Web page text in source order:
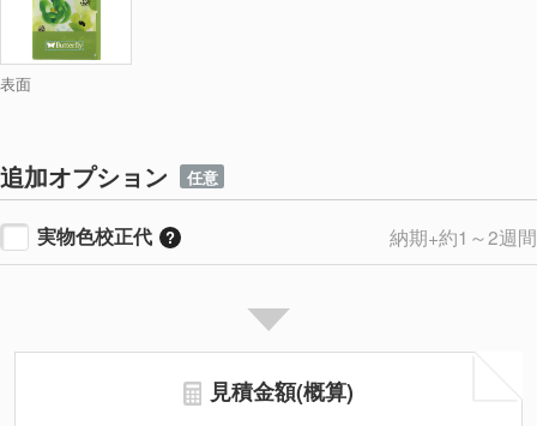
表面
追加オプション 任意
実物色校正代 納期+約1～2週間
見積金額(概算)